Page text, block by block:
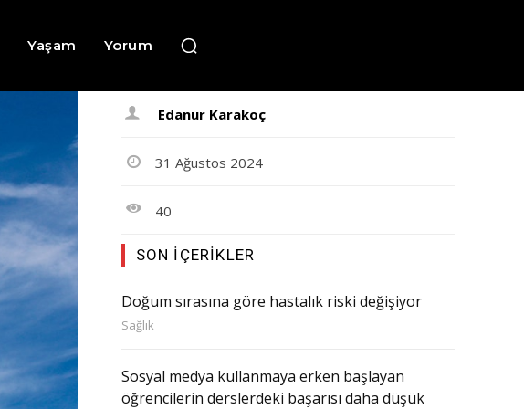
Yaşam Yorum
Edanur Karakoç
31 Ağustos 2024
40
SON İÇERIKLER
Doğum sırasına göre hastalık riski değişiyor
Sağlık
Sosyal medya kullanmaya erken başlayan
öğrencilerin derslerdeki başarısı daha düşük